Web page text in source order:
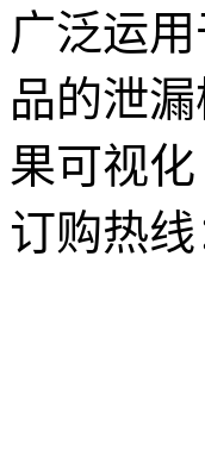
广泛运
品的泄
果可视化
订购热线